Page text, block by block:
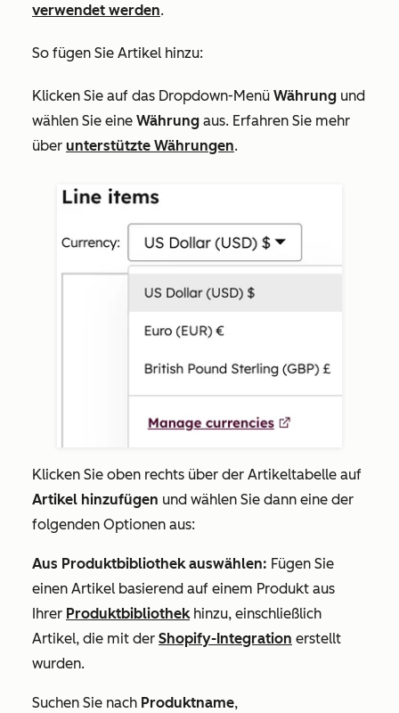
verwendet werden.
So fügen Sie Artikel hinzu:
Klicken Sie auf das Dropdown-Menü Währung und
wählen Sie eine Währung aus. Erfahren Sie mehr
über unterstützte Währungen.
Klicken Sie oben rechts über der Artikeltabelle auf
Artikel hinzufügen und wählen Sie dann eine der
folgenden Optionen aus:
Aus Produktbibliothek auswählen: Fügen Sie
einen Artikel basierend auf einem Produkt aus
Ihrer Produktbibliothekhinzu, einschließlich
Artikel, die mit der Shopify-Integration erstellt
wurden.
Suchen Sie nach Produktname,